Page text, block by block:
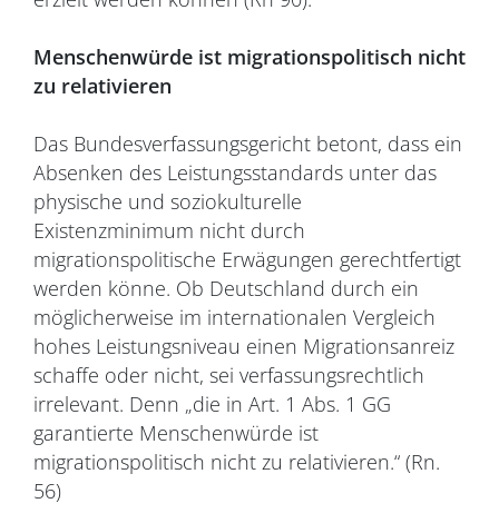
Menschenwürde ist migrationspolitisch nicht
zu relativieren
Das Bundesverfassungsgericht betont, dass ein
Absenken des Leistungsstandards unter das
physische und soziokulturelle
Existenzminimum nicht durch
migrationspolitische Erwägungen gerechtfertigt
werden könne. Ob Deutschland durch ein
möglicherweise im internationalen Vergleich
hohes Leistungsniveau einen Migrationsanreiz
schaffe oder nicht, sei verfassungsrechtlich
irrelevant. Denn „die in Art. 1 Abs. 1 GG
garantierte Menschenwürde ist
migrationspolitisch nicht zu relativieren.“ (Rn.
56)